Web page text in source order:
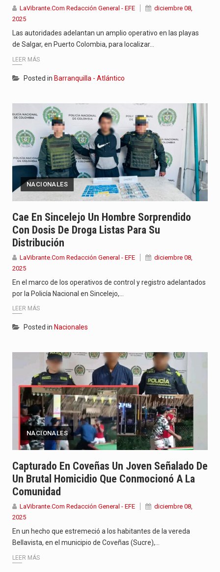
LaVibrante.Com Redacción General - EFE
diciembre 08,
2025
Las autoridades adelantan un amplio operativo en las playas
de Salgar, en Puerto Colombia, para localizar…
LEER MÁS
Posted in Barranquilla - Atlántico
NACIONALES
Cae En Sincelejo Un Hombre Sorprendido
Con Dosis De Droga Listas Para Su
Distribución
LaVibrante.Com Redacción General - EFE
diciembre 08,
2025
En el marco de los operativos de control y registro adelantados
por la Policía Nacional en Sincelejo,…
LEER MÁS
Posted in Nacionales
NACIONALES
Capturado En Coveñas Un Joven Señalado De
Un Brutal Homicidio Que Conmocionó A La
Comunidad
LaVibrante.Com Redacción General - EFE
diciembre 08,
2025
En un hecho que estremeció a los habitantes de la vereda
Bellavista, en el municipio de Coveñas (Sucre),…
LEER MÁS